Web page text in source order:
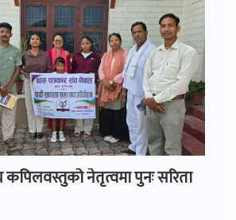
नेतृत्वमा पुनः सरिता